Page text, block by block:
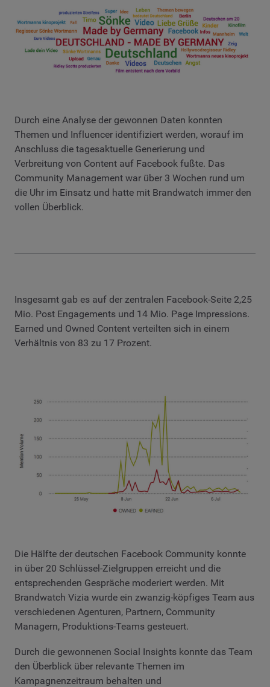
Durch eine Analyse der gewonnen Daten konnten
Themen und Influencer identifiziert werden, worauf im
Anschluss die tagesaktuelle Generierung und
Verbreitung von Content auf Facebook fußte. Das
Community Management war über 3 Wochen rund um
die Uhr im Einsatz und hatte mit Brandwatch immer den
vollen Überblick.
Insgesamt gab es auf der zentralen Facebook-Seite 2,25
Mio. Post Engagements und 14 Mio. Page Impressions.
Earned und Owned Content verteilten sich in einem
Verhältnis von 83 zu 17 Prozent.
Die Hälfte der deutschen Facebook Community konnte
in über 20 Schlüssel-Zielgruppen erreicht und die
entsprechenden Gespräche moderiert werden. Mit
Brandwatch Vizia wurde ein zwanzig-köpfiges Team aus
verschiedenen Agenturen, Partnern, Community
Managern, Produktions-Teams gesteuert.
Durch die gewonnenen Social Insights konnte das Team
den Überblick über relevante Themen im
Kampagnenzeitraum behalten und